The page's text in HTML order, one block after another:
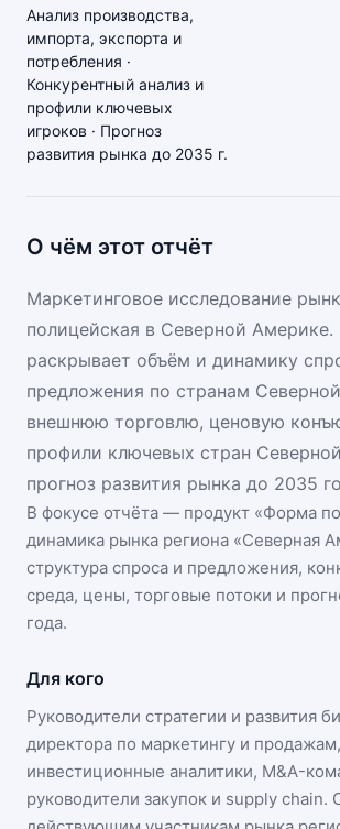
Анализ производства,
импорта, экспорта и
потребления ·
Конкурентный анализ и
профили ключевых
игроков · Прогноз
развития рынка до 2035 г.
О чём этот отчёт
Маркетинговое исследование
полицейская в Северной Америке.
раскрывает объём и динамику
предложения по странам
внешнюю торговлю, ценовую
профили ключевых стран
прогноз развития рынка до 2035
В фокусе отчёта — продукт «Форма
динамика рынка региона «Северная
структура спроса и предложения,
среда, цены, торговые потоки и
года.
Для кого
Руководители стратегии и развития
директора по маркетингу и продажам,
инвестиционные аналитики, M&A-
руководители закупок и supply chain.